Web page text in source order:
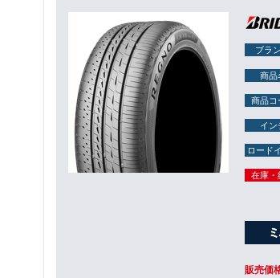
ブラ
商品
商品コ
イン
ロード
在庫・
販売価